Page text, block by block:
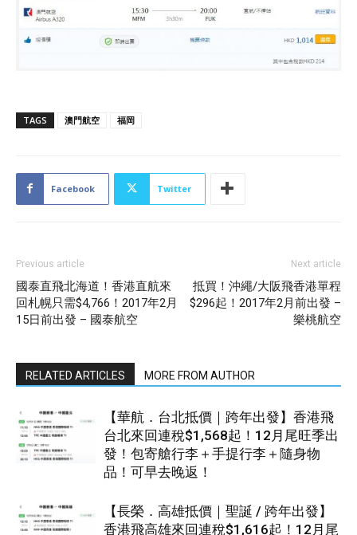
TAGS 澳門航空 福岡
Facebook Twitter
Previous article
國泰直飛北海道！香港直航來
回札幌只需$4,766！2017年2月
15日前出發 – 國泰航空
Next article
抵買！沖繩/大阪飛香港單程
$296起！2017年2月前出發 –
樂桃航空
RELATED ARTICLES MORE FROM AUTHOR
【華航．台北抵價｜跨年出發】香港飛
台北來回連稅$1,568起！12月尾旺季出
發！包寄艙行李＋手提行李＋隨身物
品！可早去晚返！
【長榮．高雄抵價｜聖誕 / 跨年出發】
香港飛高雄來回連稅$1,616起！12月尾